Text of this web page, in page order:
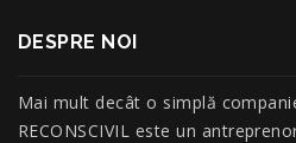
DESPRE NOI
Mai mult decât o simplă
RECONSCIVIL este un